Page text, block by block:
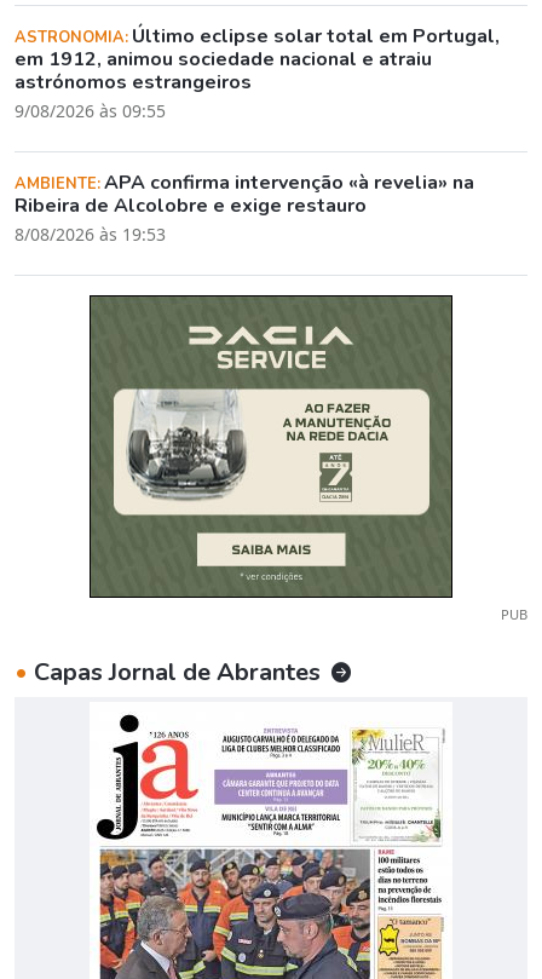
ASTRONOMIA: Último eclipse solar total em Portugal,
em 1912, animou sociedade nacional e atraiu
astrónomos estrangeiros
9/08/2026 às 09:55
AMBIENTE:APA confirma intervenção «à revelia» na
Ribeira de Alcolobre e exige restauro
8/08/2026 às 19:53
PUB
• Capas Jornal de Abrantes